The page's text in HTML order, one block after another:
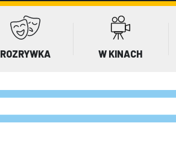
ROZRYWKA W KINACH